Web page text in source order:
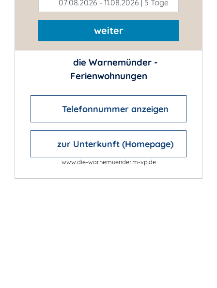
07.08.2026 - 11.08.2026 | 5 Tage
weiter
die Warnemünder -
Ferienwohnungen
Telefonnummer anzeigen
zur Unterkunft (Homepage)
www.die-warnemuender.m-vp.de